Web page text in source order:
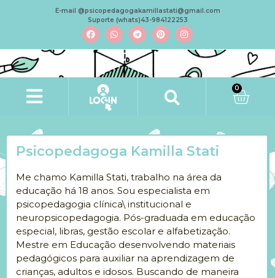
E-mail @psicopedagogakamillastati@gmail.com
Suporte (whats)43-984122253
0
Psicopedagoga Kamilla Stati
Me chamo Kamilla Stati, trabalho na área da
educação há 18 anos. Sou especialista em
psicopedagogia clínica\ institucional e
neuropsicopedagogia. Pós-graduada em educação
especial, libras, gestão escolar e alfabetização.
Mestre em Educação desenvolvendo materiais
pedagógicos para auxiliar na aprendizagem de
crianças, adultos e idosos. Buscando de maneira